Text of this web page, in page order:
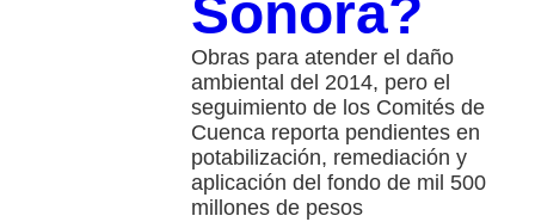
Sonora?
Obras para atender el daño
ambiental del 2014, pero el
seguimiento de los Comités de
Cuenca reporta pendientes en
potabilización, remediación y
aplicación del fondo de mil 500
millones de pesos